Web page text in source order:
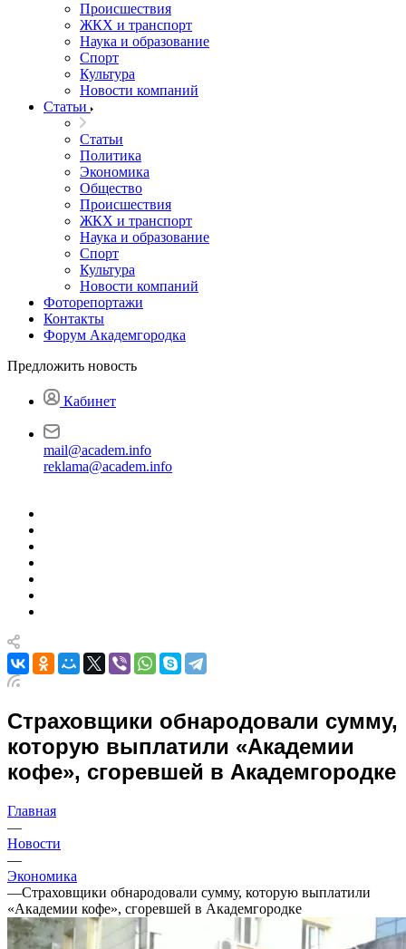
Происшествия
ЖКХ и транспорт
Наука и образование
Спорт
Культура
Новости компаний
Статьи
Статьи
Политика
Экономика
Общество
Происшествия
ЖКХ и транспорт
Наука и образование
Спорт
Культура
Новости компаний
Фоторепортажи
Контакты
Форум Академгородка
Предложить новость
Кабинет
mail@academ.info
reklama@academ.info
Страховщики обнародовали сумму,
которую выплатили «Академии
кофе», сгоревшей в Академгородке
Главная
—
Новости
—
Экономика
—Страховщики обнародовали сумму, которую выплатили
«Академии кофе», сгоревшей в Академгородке